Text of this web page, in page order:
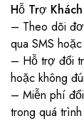
Hỗ Trợ
– Theo dõi
qua SMS hoặc
– Hỗ trợ đổi
hoặc không
– Miễn phí
trong quá